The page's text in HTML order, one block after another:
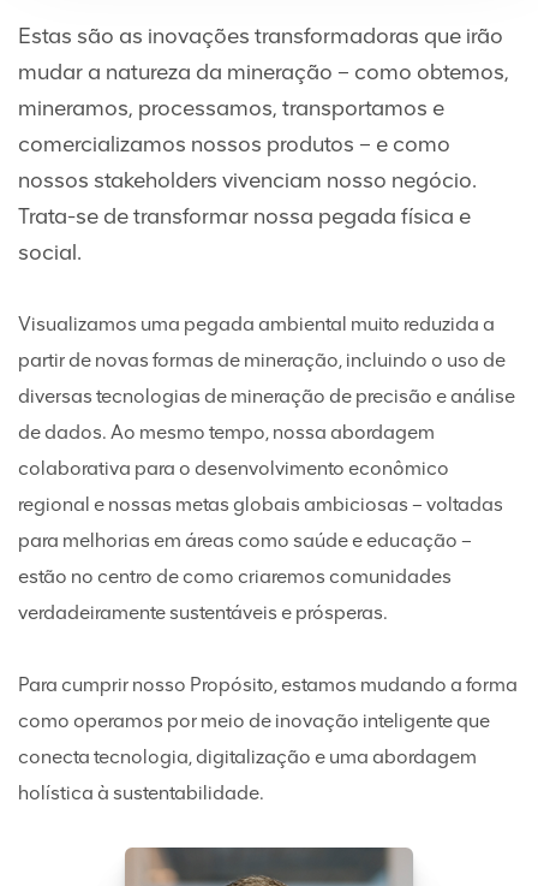
Estas são as inovações transformadoras que irão
mudar a natureza da mineração – como obtemos,
mineramos, processamos, transportamos e
comercializamos nossos produtos – e como
nossos stakeholders vivenciam nosso negócio.
Trata-se de transformar nossa pegada física e
social.
Visualizamos uma pegada ambiental muito reduzida a
partir de novas formas de mineração, incluindo o uso de
diversas tecnologias de mineração de precisão e análise
de dados. Ao mesmo tempo, nossa abordagem
colaborativa para o desenvolvimento econômico
regional e nossas metas globais ambiciosas – voltadas
para melhorias em áreas como saúde e educação –
estão no centro de como criaremos comunidades
verdadeiramente sustentáveis e prósperas.
Para cumprir nosso Propósito, estamos mudando a forma
como operamos por meio de inovação inteligente que
conecta tecnologia, digitalização e uma abordagem
holística à sustentabilidade.